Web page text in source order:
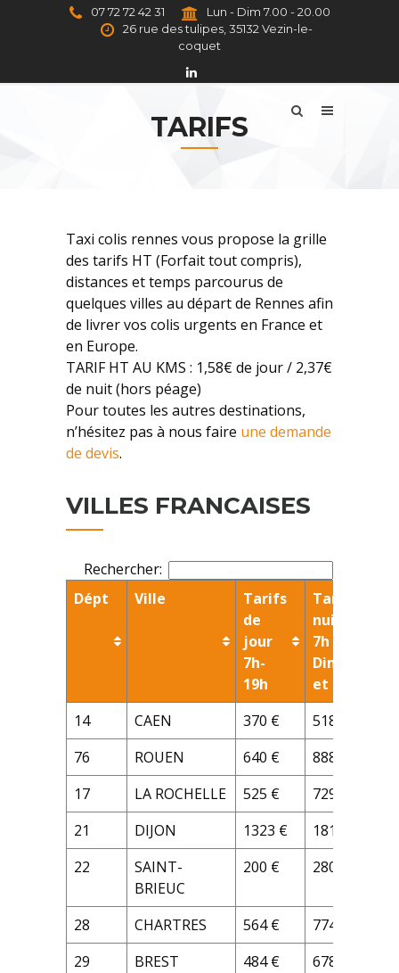
07 72 72 42 31
Lun - Dim 7.00 - 20.00
26 rue des tulipes, 35132 Vezin-le-
coquet
TARIFS
Taxi colis rennes vous propose la grille
des tarifs HT (Forfait tout compris),
distances et temps parcourus de
quelques villes au départ de Rennes afin
de livrer vos colis urgents en France et
en Europe.
TARIF HT AU KMS : 1,58€ de jour / 2,37€
de nuit (hors péage)
Pour toutes les autres destinations,
n’hésitez pas à nous faire une demande
de devis.
VILLES FRANCAISES
Rechercher:
Dépt
Ville
Tarifs
de
jour
7h-
19h
Tarifs de
nuit 20h-
7h
Dimanches
et fériés
14
CAEN 370 €
518 €
76
ROUEN 640 €
888 €
17
LA ROCHELLE 525 €
729€
21
DIJON 1323 €
1818 €
22
SAINT-
BRIEUC
200 € 280 €
28 CHARTRES 564 €
774€
29
BREST 484 €
678 €